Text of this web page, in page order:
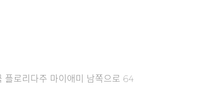
플로리다주 마이애미 남쪽으로 64